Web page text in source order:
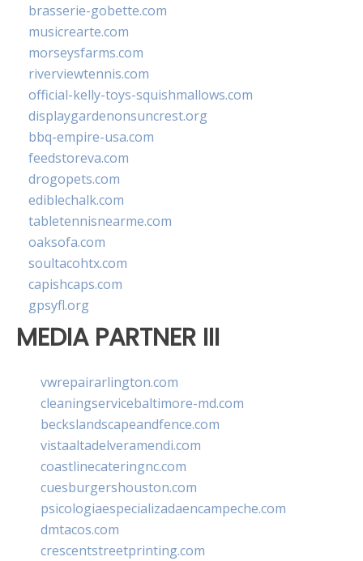
brasserie-gobette.com
musicrearte.com
morseysfarms.com
riverviewtennis.com
official-kelly-toys-squishmallows.com
displaygardenonsuncrest.org
bbq-empire-usa.com
feedstoreva.com
drogopets.com
ediblechalk.com
tabletennisnearme.com
oaksofa.com
soultacohtx.com
capishcaps.com
gpsyfl.org
MEDIA PARTNER III
vwrepairarlington.com
cleaningservicebaltimore-md.com
beckslandscapeandfence.com
vistaaltadelveramendi.com
coastlinecateringnc.com
cuesburgershouston.com
psicologiaespecializadaencampeche.com
dmtacos.com
crescentstreetprinting.com